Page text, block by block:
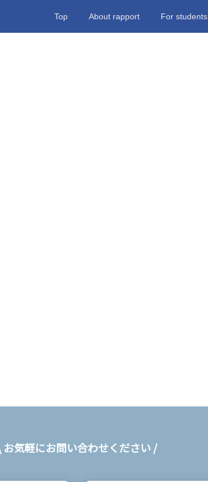
Top About rapport For students
お気軽にお問い合わせください /